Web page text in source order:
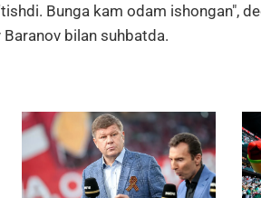
Bunga kam odam ishongan",
bilan suhbatda.